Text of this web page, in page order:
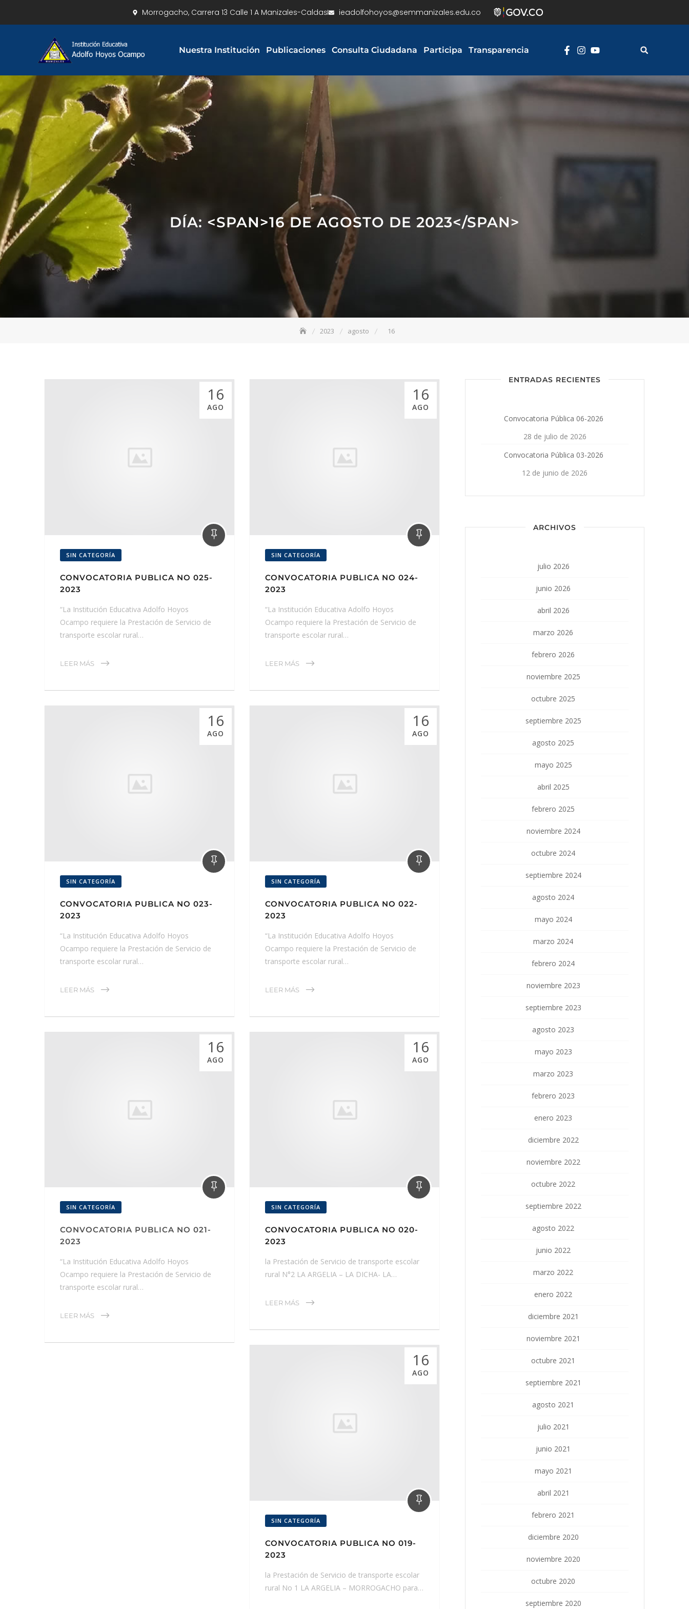
Morrogacho, Carrera 13 Calle 1 A Manizales-Caldas ieadolfohoyos@semmanizales.edu.co
Nuestra Institución Publicaciones Consulta Ciudadana Participa Transparencia
DÍA: <SPAN>16 DE AGOSTO DE 2023</SPAN>
2023 agosto 16
16
AGO
SIN CATEGORÍA
CONVOCATORIA PUBLICA NO 025-
2023
“La Institución Educativa Adolfo Hoyos
Ocampo requiere la Prestación de Servicio de
transporte escolar rural…
LEER MÁS
16
AGO
SIN CATEGORÍA
CONVOCATORIA PUBLICA NO 024-
2023
“La Institución Educativa Adolfo Hoyos
Ocampo requiere la Prestación de Servicio de
transporte escolar rural…
LEER MÁS
16
AGO
SIN CATEGORÍA
CONVOCATORIA PUBLICA NO 023-
2023
“La Institución Educativa Adolfo Hoyos
Ocampo requiere la Prestación de Servicio de
transporte escolar rural…
LEER MÁS
16
AGO
SIN CATEGORÍA
CONVOCATORIA PUBLICA NO 022-
2023
“La Institución Educativa Adolfo Hoyos
Ocampo requiere la Prestación de Servicio de
transporte escolar rural…
LEER MÁS
16
AGO
SIN CATEGORÍA
CONVOCATORIA PUBLICA NO 021-
2023
“La Institución Educativa Adolfo Hoyos
Ocampo requiere la Prestación de Servicio de
transporte escolar rural…
LEER MÁS
16
AGO
SIN CATEGORÍA
CONVOCATORIA PUBLICA NO 020-
2023
la Prestación de Servicio de transporte escolar
rural N°2 LA ARGELIA – LA DICHA- LA…
LEER MÁS
16
AGO
SIN CATEGORÍA
CONVOCATORIA PUBLICA NO 019-
2023
la Prestación de Servicio de transporte escolar
rural No 1 LA ARGELIA – MORROGACHO para…
ENTRADAS RECIENTES
Convocatoria Pública 06-2026
28 de julio de 2026
Convocatoria Pública 03-2026
12 de junio de 2026
ARCHIVOS
julio 2026
junio 2026
abril 2026
marzo 2026
febrero 2026
noviembre 2025
octubre 2025
septiembre 2025
agosto 2025
mayo 2025
abril 2025
febrero 2025
noviembre 2024
octubre 2024
septiembre 2024
agosto 2024
mayo 2024
marzo 2024
febrero 2024
noviembre 2023
septiembre 2023
agosto 2023
mayo 2023
marzo 2023
febrero 2023
enero 2023
diciembre 2022
noviembre 2022
octubre 2022
septiembre 2022
agosto 2022
junio 2022
marzo 2022
enero 2022
diciembre 2021
noviembre 2021
octubre 2021
septiembre 2021
agosto 2021
julio 2021
junio 2021
mayo 2021
abril 2021
febrero 2021
diciembre 2020
noviembre 2020
octubre 2020
septiembre 2020